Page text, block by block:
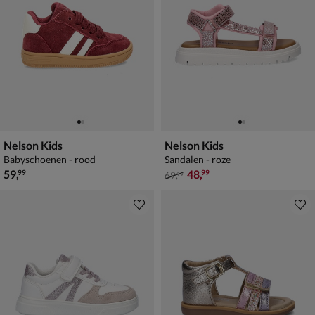
Nelson Kids
Babyschoenen - rood
€ 59,99
59,99
Nelson Kids
Sandalen - roze
van € 69,99 voor € 48,99
69,99 48,99